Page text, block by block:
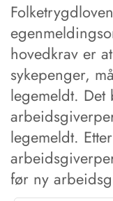
hovedkrav er
sykepenger,
legemeldt.
legemeldt.
før ny